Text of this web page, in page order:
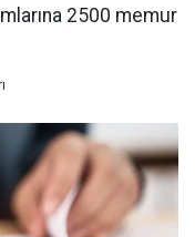
2500 memur